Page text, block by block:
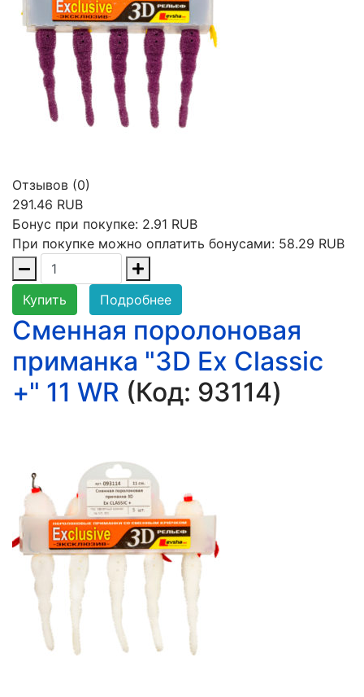
Отзывов (0)
291.46 RUB
Бонус при покупке: 2.91 RUB
При покупке можно оплатить бонусами: 58.29 RUB
Купить Подробнее
Сменная поролоновая
приманка "3D Ex Classic
+" 11 WR (Код: 93114)